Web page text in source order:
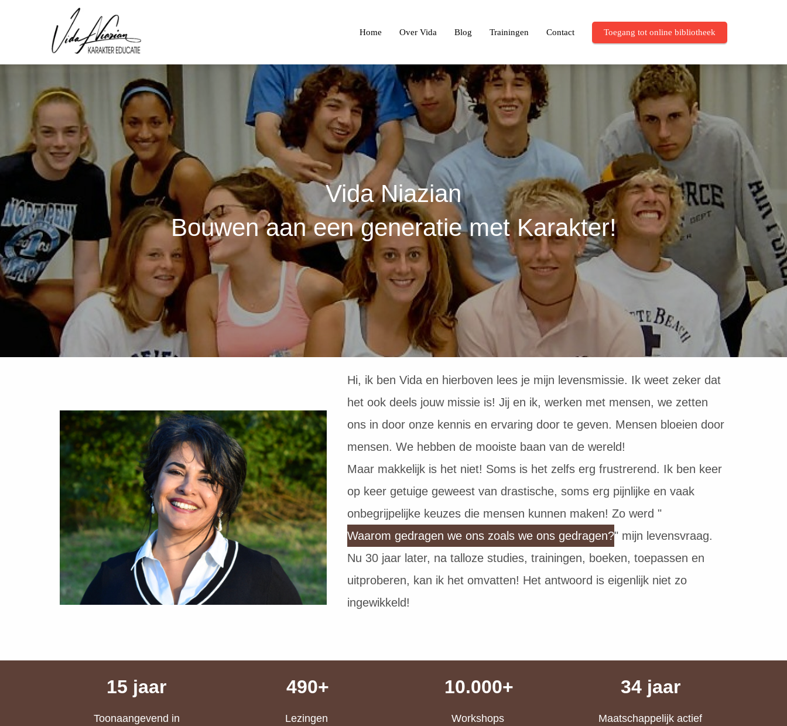
Home Over Vida Blog Trainingen Contact Toegang tot online bibliotheek
Vida Niazian
Bouwen aan een generatie met Karakter!
Hi, ik ben Vida en hierboven lees je mijn levensmissie. Ik weet zeker dat
het ook deels jouw missie is! Jij en ik, werken met mensen, we zetten
ons in door onze kennis en ervaring door te geven. Mensen bloeien door
mensen. We hebben de mooiste baan van de wereld!
Maar makkelijk is het niet! Soms is het zelfs erg frustrerend. Ik ben keer
op keer getuige geweest van drastische, soms erg pijnlijke en vaak
onbegrijpelijke keuzes die mensen kunnen maken! Zo werd "
Waarom gedragen we ons zoals we ons gedragen?" mijn levensvraag.
Nu 30 jaar later, na talloze studies, trainingen, boeken, toepassen en
uitproberen, kan ik het omvatten! Het antwoord is eigenlijk niet zo
ingewikkeld!
15 jaar
Toonaangevend in
490+
Lezingen
10.000+
Workshops
34 jaar
Maatschappelijk actief